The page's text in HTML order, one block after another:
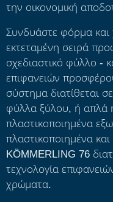
την οικονομική
Συνδυάστε φόρμα
εκτεταμένη σειρά
σχεδιαστικό φύλλο -
επιφανειών
σύστημα διατίθεται
φύλλα ξύλου, ή απλά
πλαστικοποιημένα
πλαστικοποιημένα
KÖMMERLING 76
τεχνολογία
χρώματα.